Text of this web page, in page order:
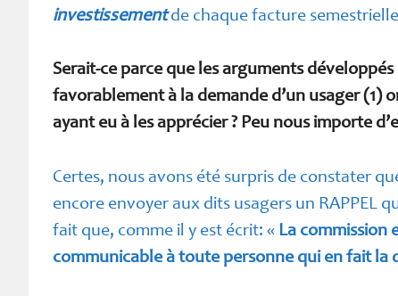
investissementde chaque facture
Serait-ce parce que les arguments
favorablement à la demande d’un usager (1)
ayant eu à les apprécier ? Peu nous importe
Certes, nous avons été surpris de constater
encore envoyer aux dits usagers un RAPPEL
fait que, comme il y est écrit: « La commission
communicable à toute personne qui en fait la